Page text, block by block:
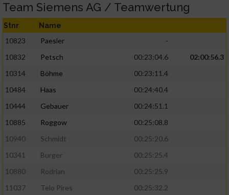
Team Siemens AG / Teamwertung
Stnr Name
10823 Paesler
-
10832
Petsch 00:23:04.6
02:00:56.3
10314
Böhme
00:23:11.4
10484
Haas
00:24:40.4
10444
Gebauer
00:24:51.1
10885
Roggow
00:25:08.8
10940
Schmidt
00:25:20.6
10341
Burger
00:25:25.4
10880
Rodrian
00:25:25.9
11037
Telo Pires
00:25:32.2